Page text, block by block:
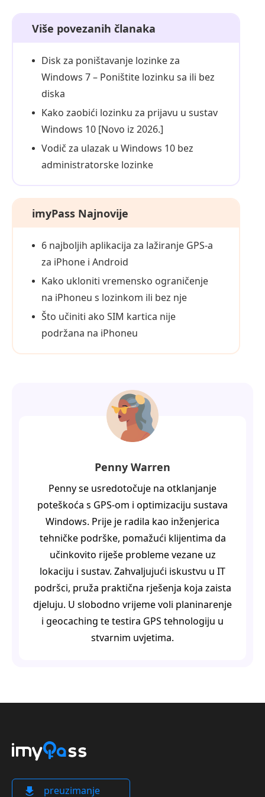
Više povezanih članaka
Disk za poništavanje lozinke za
Windows 7 – Poništite lozinku sa ili bez
diska
Kako zaobići lozinku za prijavu u sustav
Windows 10 [Novo iz 2026.]
Vodič za ulazak u Windows 10 bez
administratorske lozinke
imyPass Najnovije
6 najboljih aplikacija za lažiranje GPS‑a
za iPhone i Android
Kako ukloniti vremensko ograničenje
na iPhoneu s lozinkom ili bez nje
Što učiniti ako SIM kartica nije
podržana na iPhoneu
Penny Warren
Penny se usredotočuje na otklanjanje
poteškoća s GPS-om i optimizaciju sustava
Windows. Prije je radila kao inženjerica
tehničke podrške, pomažući klijentima da
učinkovito riješe probleme vezane uz
lokaciju i sustav. Zahvaljujući iskustvu u IT
podršci, pruža praktična rješenja koja zaista
djeluju. U slobodno vrijeme voli planinarenje
i geocaching te testira GPS tehnologiju u
stvarnim uvjetima.
preuzimanje